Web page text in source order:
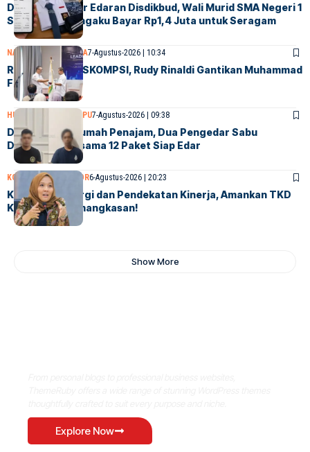
Diduga Langgar Edaran Disdikbud, Wali Murid SMA Negeri 1
Samarinda Mengaku Bayar Rp1,4 Juta untuk Seragam
NASIONAL SAMARINDA7-Agustus-2026 | 10:34
Resmi Pimpin ASKOMPSI, Rudy Rinaldi Gantikan Muhammad
Faisal
HUKUM & KRIMINAL PPU7-Agustus-2026 | 09:38
Digerebek di Rumah Penajam, Dua Pengedar Sabu
Ditangkap Bersama 12 Paket Siap Edar
KOLOM KONTRIBUTOR6-Agustus-2026 | 20:23
Kokohkan Sinergi dan Pendekatan Kinerja, Amankan TKD
Kaltim dari Pemangkasan!
Show More
Explore Now